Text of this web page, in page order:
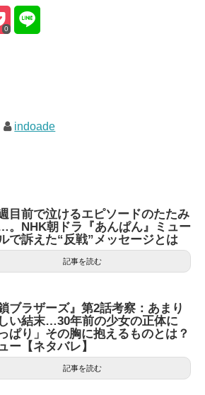
0
indoade
目前で泣けるエピソードのたたみ
。NHK朝ドラ『あんぱん』ミュー
で訴えた“反戦”メッセージとは
記事を読む
鎖ブラザーズ』第2話考察：あまり
い結末…30年前の少女の正体に
っぱり」その胸に抱えるものとは？
ー【ネタバレ】
記事を読む